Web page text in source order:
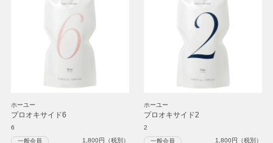
ホーユー
プロオキサイド6
6
一般会員 1,800円（税別）
ホーユー
プロオキサイド2
2
一般会員 1,800円（税別）